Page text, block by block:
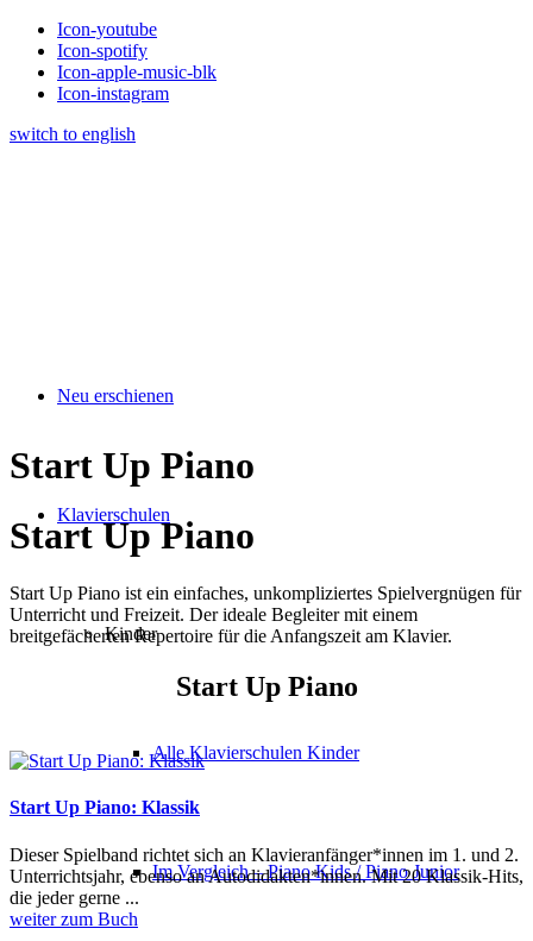
Icon-youtube
Icon-spotify
Icon-apple-music-blk
Icon-instagram
switch to english
Neu erschienen
Klavierschulen
Kinder
Alle Klavierschulen Kinder
Im Vergleich – Piano Kids / Piano Junior
Start Up Piano
Start Up Piano
Start Up Piano ist ein einfaches, unkompliziertes Spielvergnügen für
Unterricht und Freizeit. Der ideale Begleiter mit einem
breitgefächerten Repertoire für die Anfangszeit am Klavier.
Start Up Piano
Start Up Piano: Klassik
Dieser Spielband richtet sich an Klavieranfänger*innen im 1. und 2.
Unterrichtsjahr, ebenso an Autodidakten*innen. Mit 20 Klassik-Hits,
die jeder gerne ...
weiter zum Buch